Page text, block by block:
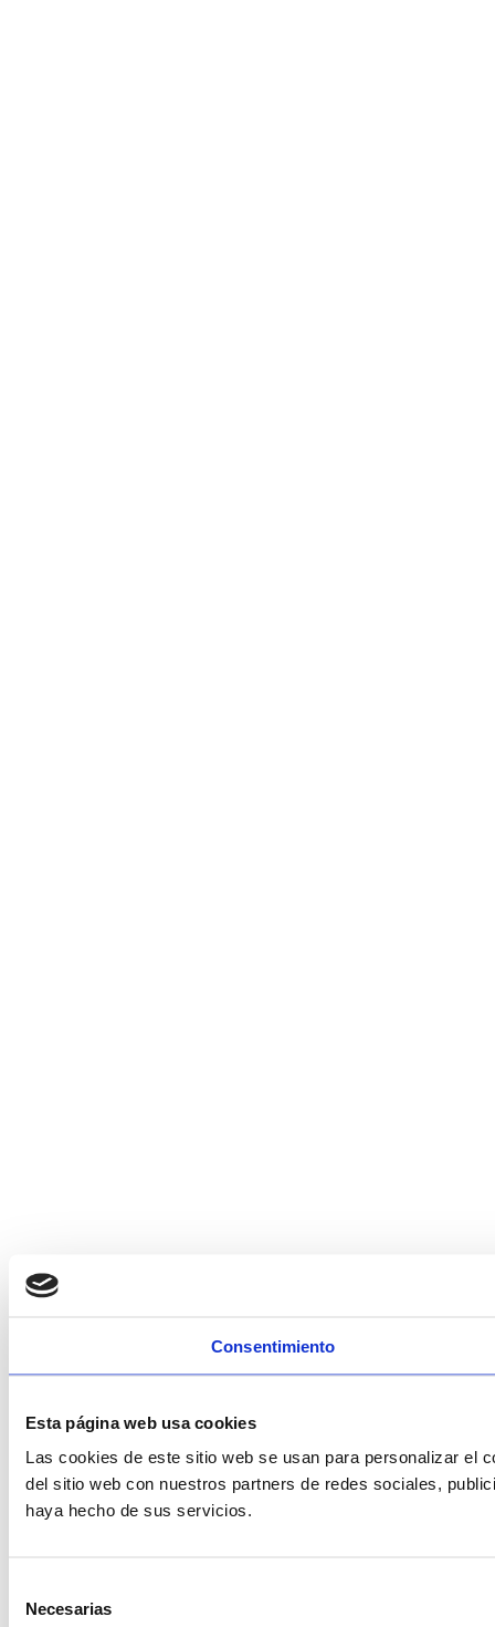
Consentimiento
Esta página web usa cookies
Las cookies de este sitio web se usan para personalizar el
del sitio web con nuestros partners de redes sociales,
haya hecho de sus servicios.
Necesarias